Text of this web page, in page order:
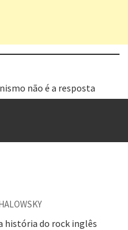
não é a resposta
sucesso
história do rock inglês